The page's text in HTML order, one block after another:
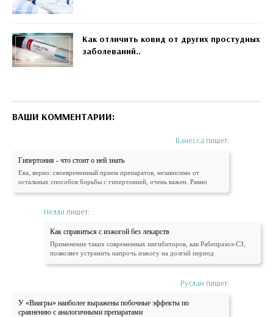
Как отличить ковид от других простудных
заболеваний..
ВАШИ КОММЕНТАРИИ:
Ванесса пишет:
Гипертония - что стоит о ней знать
Ева, верно: своевременный прием препаратов, независимо от
остальных способов борьбы с гипертонией, очень важен. Равно
Нелли пишет:
Как справиться с изжогой без лекарств
Применение таких современных ингибиторов, как Рабепразол-СЗ,
позволяет устранить напрочь изжогу на долгий период
Руслан пишет:
У «Виагры» наиболее выражены побочные эффекты по
сравнению с аналогичными препаратами